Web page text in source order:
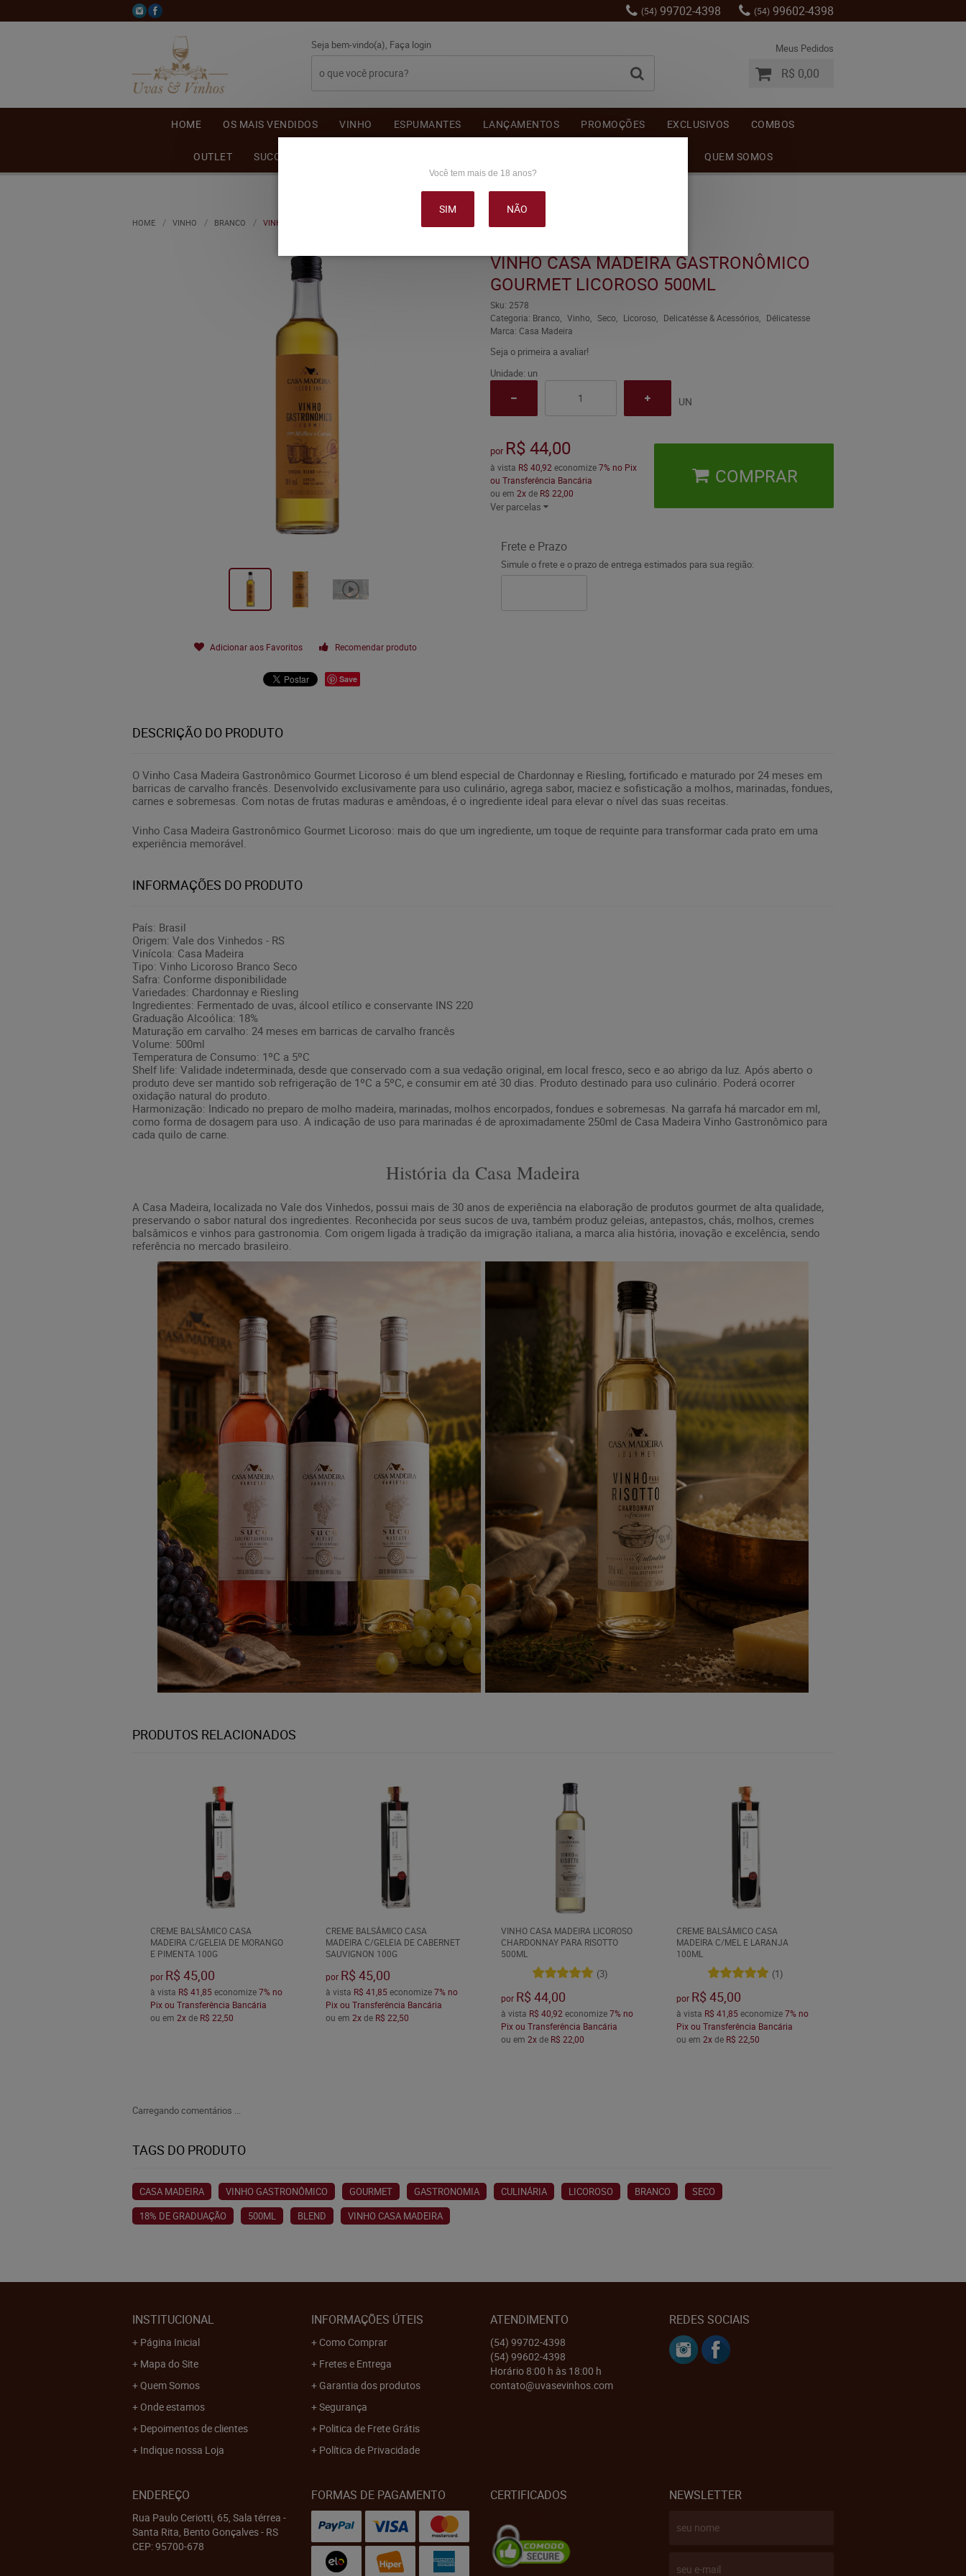
(54) 99702-4398 (54) 99602-4398
Seja bem-vindo(a), Faça login Meus Pedidos
R$ 0,00
HOME OS MAIS VENDIDOS VINHO ESPUMANTES LANÇAMENTOS PROMOÇÕES EXCLUSIVOS COMBOS
OUTLET SUCO DE UVA QUEM SOMOS
HOME VINHO BRANCO VINHO CASA MADEIRA GASTRONÔMICO GOURMET LICOROSO 500ML
Adicionar aos Favoritos Recomendar produto
Save
VINHO CASA MADEIRA GASTRONÔMICO
GOURMET LICOROSO 500ML
Sku: 2578
Categoria: Branco Vinho Seco Licoroso Delicatésse & Acessórios
Délicatesse
Marca: Casa Madeira
Seja o primeira a avaliar!
Unidade: un
UN
por R$ 44,00
à vista R$ 40,92 economize7% no Pix
ou Transferência Bancária
ou em 2xde R$ 22,00
Ver parcelas
COMPRAR
Frete e Prazo
Simule o frete e o prazo de entrega estimados para sua região:
DESCRIÇÃO DO PRODUTO
O Vinho Casa Madeira Gastronômico Gourmet Licoroso é um blend especial de Chardonnay e Riesling, fortificado e maturado por 24 meses em
barricas de carvalho francês. Desenvolvido exclusivamente para uso culinário, agrega sabor, maciez e sofisticação a molhos, marinadas, fondues,
carnes e sobremesas. Com notas de frutas maduras e amêndoas, é o ingrediente ideal para elevar o nível das suas receitas.
Vinho Casa Madeira Gastronômico Gourmet Licoroso: mais do que um ingrediente, um toque de requinte para transformar cada prato em uma
experiência memorável.
INFORMAÇÕES DO PRODUTO
País: Brasil
Origem: Vale dos Vinhedos - RS
Vinícola: Casa Madeira
Tipo: Vinho Licoroso Branco Seco
Safra: Conforme disponibilidade
Variedades: Chardonnay e Riesling
Ingredientes: Fermentado de uvas, álcool etílico e conservante INS 220
Graduação Alcoólica: 18%
Maturação em carvalho: 24 meses em barricas de carvalho francês
Volume: 500ml
Temperatura de Consumo: 1ºC a 5ºC
Shelf life: Validade indeterminada, desde que conservado com a sua vedação original, em local fresco, seco e ao abrigo da luz. Após aberto o
produto deve ser mantido sob refrigeração de 1ºC a 5ºC, e consumir em até 30 dias. Produto destinado para uso culinário. Poderá ocorrer
oxidação natural do produto.
Harmonização: Indicado no preparo de molho madeira, marinadas, molhos encorpados, fondues e sobremesas. Na garrafa há marcador em ml,
como forma de dosagem para uso. A indicação de uso para marinadas é de aproximadamente 250ml de Casa Madeira Vinho Gastronômico para
cada quilo de carne.
História da Casa Madeira
A Casa Madeira, localizada no Vale dos Vinhedos, possui mais de 30 anos de experiência na elaboração de produtos gourmet de alta qualidade,
preservando o sabor natural dos ingredientes. Reconhecida por seus sucos de uva, também produz geleias, antepastos, chás, molhos, cremes
balsâmicos e vinhos para gastronomia. Com origem ligada à tradição da imigração italiana, a marca alia história, inovação e excelência, sendo
referência no mercado brasileiro.
PRODUTOS RELACIONADOS
CREME BALSÂMICO CASA
MADEIRA C/GELEIA DE MORANGO
E PIMENTA 100G
por R$ 45,00
à vista R$ 41,85economize7% no
Pix ou Transferência Bancária
ou em 2xde R$ 22,50
CREME BALSÂMICO CASA
MADEIRA C/GELEIA DE CABERNET
SAUVIGNON 100G
por R$ 45,00
à vista R$ 41,85economize7% no
Pix ou Transferência Bancária
ou em 2xde R$ 22,50
VINHO CASA MADEIRA LICOROSO
CHARDONNAY PARA RISOTTO
500ML
(3)
por R$ 44,00
à vista R$ 40,92economize7% no
Pix ou Transferência Bancária
ou em 2xde R$ 22,00
CREME BALSÂMICO CASA
MADEIRA C/MEL E LARANJA
100ML
(1)
por R$ 45,00
à vista R$ 41,85economize7% no
Pix ou Transferência Bancária
ou em 2xde R$ 22,50
Carregando comentários ...
TAGS DO PRODUTO
CASA MADEIRA VINHO GASTRONÔMICO GOURMET GASTRONOMIA CULINÁRIA LICOROSO BRANCO
SECO
18% DE GRADUAÇÃO
500ML BLEND VINHO CASA MADEIRA
INSTITUCIONAL
Página Inicial
Mapa do Site
Quem Somos
Onde estamos
Depoimentos de clientes
Indique nossa Loja
INFORMAÇÕES ÚTEIS
Como Comprar
Fretes e Entrega
Garantia dos produtos
Segurança
Politica de Frete Grátis
Política de Privacidade
ATENDIMENTO
(54) 99702-4398
(54) 99602-4398
Horário 8:00 h às 18:00 h
contato@uvasevinhos.com
REDES SOCIAIS
ENDEREÇO
Rua Paulo Ceriotti, 65, Sala térrea -
Santa Rita, Bento Gonçalves- RS
CEP: 95700-678
FORMAS DE PAGAMENTO CERTIFICADOS NEWSLETTER
Você tem mais de 18 anos?
SIM NÃO